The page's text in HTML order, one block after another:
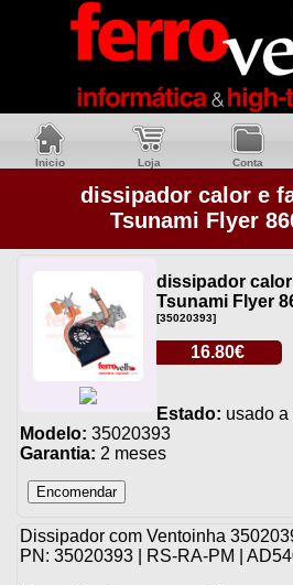
Inicio Loja Conta
dissipador calor e
Tsunami Flyer
dissipador calor
Tsunami Flyer
[35020393]
16.80€
Estado: usado
Modelo: 35020393
Garantia: 2 meses
Dissipador com Ventoinha
PN: 35020393 | RS-RA-PM |